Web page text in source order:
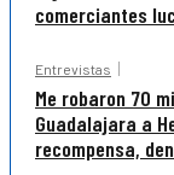
comerciantes
Entrevistas
Me robaron 70
Guadalajara a
recompensa,